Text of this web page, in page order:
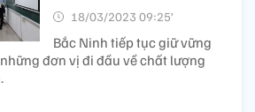
18/03/2023 09:25’
Bắc Ninh tiếp tục giữ vững
đơn vị đi đầu về chất lượng